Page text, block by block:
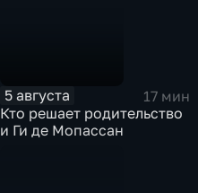
5 августа
17 мин
Кто решает родительство
и Ги де Мопассан